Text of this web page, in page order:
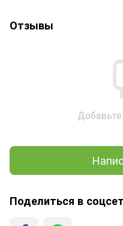
Отзывы
Поделиться в